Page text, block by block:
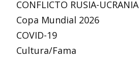
CONFLICTO RUSIA-UCRANIA
Copa Mundial 2026
COVID-19
Cultura/Fama